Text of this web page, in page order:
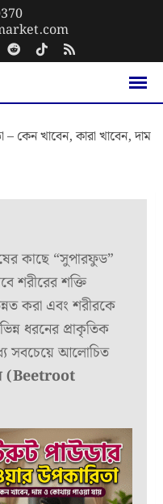
কেন খাবেন, কারা খাবেন, দাম
কাছে “সুপারফুড”
শরীরের শক্তি
করা এবং শরীরকে
ধরনের প্রাকৃতিক
সবচেয়ে আলোচিত
(Beetroot